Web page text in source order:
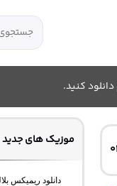
کنید.
موزیک های جدید
دانلود ریمیکس